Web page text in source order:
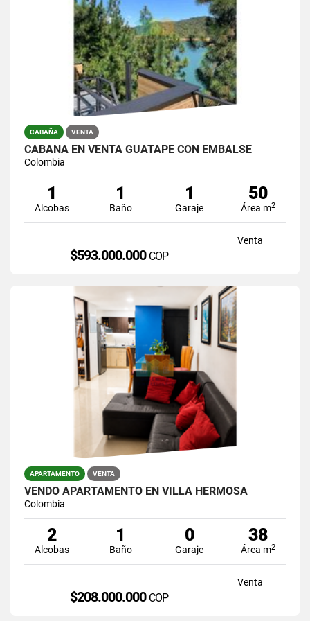
CABAÑA VENTA
CABAÑA EN VENTA GUATAPE CON EMBALSE
Colombia
1
Alcobas
1
Baño
1
Garaje
50
Área m2
Venta
$593.000.000 COP
APARTAMENTO VENTA
VENDO APARTAMENTO EN VILLA HERMOSA
Colombia
2
Alcobas
1
Baño
0
Garaje
38
Área m2
Venta
$208.000.000 COP